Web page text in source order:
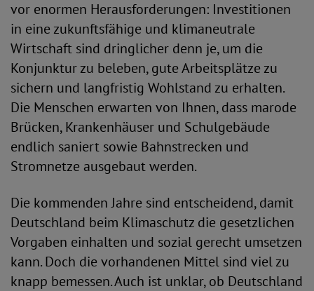
vor enormen Herausforderungen: Investitionen
in eine zukunftsfähige und klimaneutrale
Wirtschaft sind dringlicher denn je, um die
Konjunktur zu beleben, gute Arbeitsplätze zu
sichern und langfristig Wohlstand zu erhalten.
Die Menschen erwarten von Ihnen, dass marode
Brücken, Krankenhäuser und Schulgebäude
endlich saniert sowie Bahnstrecken und
Stromnetze ausgebaut werden.
Die kommenden Jahre sind entscheidend, damit
Deutschland beim Klimaschutz die gesetzlichen
Vorgaben einhalten und sozial gerecht umsetzen
kann. Doch die vorhandenen Mittel sind viel zu
knapp bemessen. Auch ist unklar, ob Deutschland